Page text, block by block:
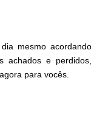
mesmo acordando
achados e perdidos,
para vocês.